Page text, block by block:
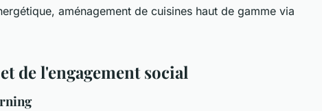
aménagement de cuisines haut de gamme via
de l'engagement social